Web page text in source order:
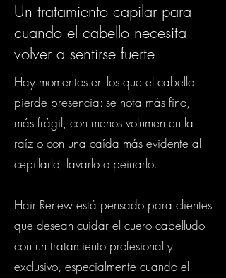
Un tratamiento capilar para
cuando el cabello necesita
volver a sentirse fuerte
Hay momentos en los que el cabello
pierde presencia: se nota más fino,
más frágil, con menos volumen en la
raíz o con una caída más evidente al
cepillarlo, lavarlo o peinarlo.
Hair Renew está pensado para clientes
que desean cuidar el cuero cabelludo
con un tratamiento profesional y
exclusivo, especialmente cuando el